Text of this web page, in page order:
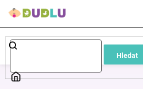
Hledat
Dětské
a